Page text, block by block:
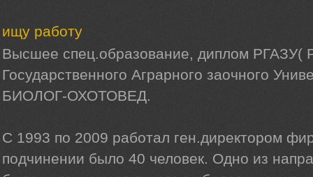
ищу работу
Высшее спец.образование, диплом РГАЗУ(
Государственного Аграрного заочного
БИОЛОГ-ОХОТОВЕД.
С 1993 по 2009 работал ген.директором
подчинении было 40 человек. Одно из